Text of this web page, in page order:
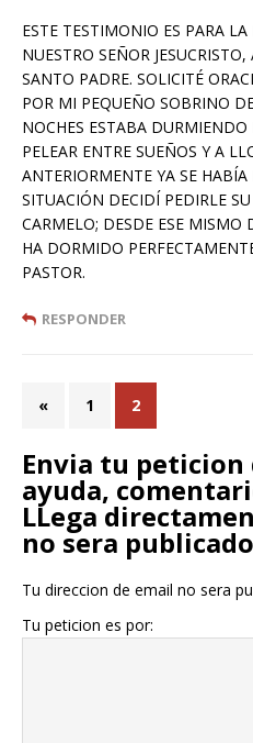
ESTE TESTIMONIO ES PARA
NUESTRO SEÑOR
SANTO PADRE. SOLICITÉ
POR MI PEQUEÑO SOBRINO
NOCHES ESTABA
PELEAR ENTRE SUEÑOS Y A
ANTERIORMENTE YA SE
SITUACIÓN DECIDÍ PEDIRLE
CARMELO; DESDE ESE MISMO
HA DORMIDO
PASTOR.
RESPONDER
« 1 2
Envia tu peticion
ayuda,
LLega
no sera
Tu direccion de email no sera
Tu peticion es por: